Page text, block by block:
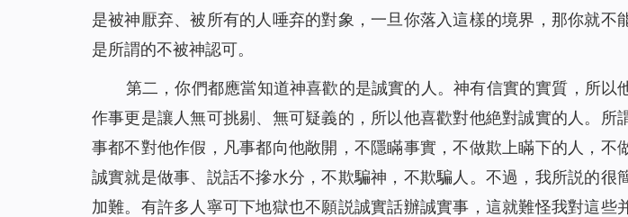
是被神厭弃、被所有的人唾弃的對象，一旦你落入這樣的境界，那你就不
是所謂的不被神認可。
第二，你們都應當知道神喜歡的是誠實的人。神有信實的實質，所以
作事更是讓人無可挑剔、無可疑義的，所以他喜歡對他絶對誠實的人。所
事都不對他作假，凡事都向他敞開，不隱瞞事實，不做欺上瞞下的人，不
誠實就是做事、説話不摻水分，不欺騙神，不欺騙人。不過，我所説的很
加難。有許多人寧可下地獄也不願説誠實話辦誠實事，這就難怪我對這些